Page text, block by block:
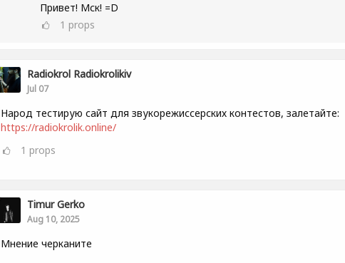
Привет! Мск! =D
1 props
Radiokrol Radiokrolikiv
Jul 07
Народ тестирую сайт для звукорежиссерских контестов, залетайте:
https://radiokrolik.online/
1 props
Timur Gerko
Aug 10, 2025
Мнение черканите